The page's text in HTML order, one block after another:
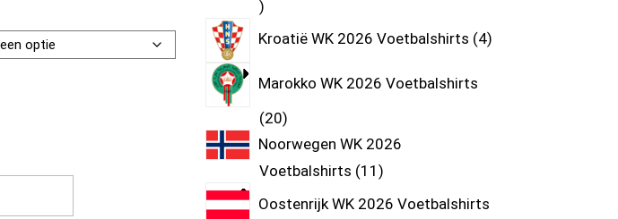
Kroatië WK 2026 Voetbalshirts 4
Marokko WK 2026 Voetbalshirts
20
Noorwegen WK 2026
Voetbalshirts 11
Oostenrijk WK 2026 Voetbalshirts